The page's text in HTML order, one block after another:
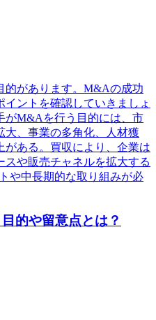
的があります。M&Aの成功
ントを確認していきましょ
がM&Aを行う目的には、市
大、事業の多角化、人材獲
ある。買収により、企業は
や販売チャネルを拡大する
や中長期的な取り組みが必
的や留意点とは？